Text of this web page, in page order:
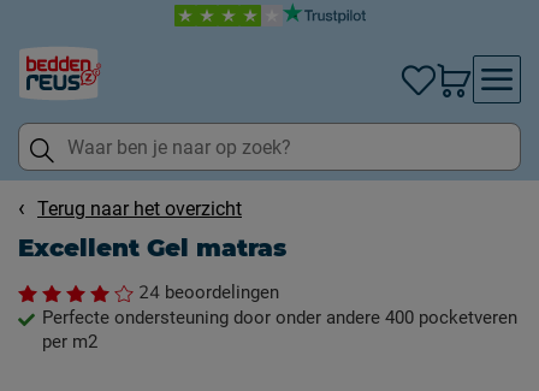
Terug naar het overzicht
Excellent Gel matras
24 beoordelingen
Perfecte ondersteuning door onder andere 400 pocketveren
per m2